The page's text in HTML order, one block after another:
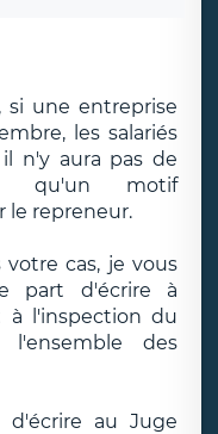
si une entreprise
les salariés
n'y aura pas de
qu'un motif
le repreneur.
cas, je vous
part d'écrire à
à l'inspection du
des
d'écrire au Juge